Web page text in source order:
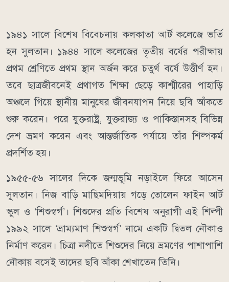
১৯৪১ সালে বিশেষ বিবেচনায় কলকাতা আর্ট কলেজে ভর্তি
হন সুলতান। ১৯৪৪ সালে কলেজের তৃতীয় বর্ষের পরীক্ষায়
প্রথম শ্রেণিতে প্রথম স্থান অর্জন করে চতুর্থ বর্ষে উত্তীর্ণ হন।
তবে ছাত্রজীবনেই প্রথাগত শিক্ষা ছেড়ে কাশ্মীরের পাহাড়ি
অঞ্চলে গিয়ে স্থানীয় মানুষের জীবনযাপন নিয়ে ছবি আঁকতে
শুরু করেন। পরে যুক্তরাষ্ট্র, যুক্তরাজ্য ও পাকিস্তানসহ বিভিন্ন
দেশ ভ্রমণ করেন এবং আন্তর্জাতিক পর্যায়ে তাঁর শিল্পকর্ম
প্রদর্শিত হয়।
১৯৫৫-৫৬ সালের দিকে জন্মভূমি নড়াইলে ফিরে আসেন
সুলতান। নিজ বাড়ি মাছিমদিয়ায় গড়ে তোলেন ফাইন আর্ট
স্কুল ও ‘শিশুস্বর্গ’। শিশুদের প্রতি বিশেষ অনুরাগী এই শিল্পী
১৯৯২ সালে ‘ভ্রাম্যমাণ শিশুস্বর্গ’ নামে একটি দ্বিতল নৌকাও
নির্মাণ করেন। চিত্রা নদীতে শিশুদের নিয়ে ভ্রমণের পাশাপাশি
নৌকায় বসেই তাদের ছবি আঁকা শেখাতেন তিনি।